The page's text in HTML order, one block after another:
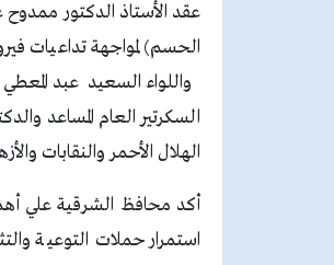
عقد الأستاذ الدكتور ممدوح
الحسم) لمواجهة تداعيات
واللواء السعيد عبد
السكرتير العام المساعد
الهلال الأحمر والنقابات
أكد محافظ الشرقية علي
استمرار حملات التوعية